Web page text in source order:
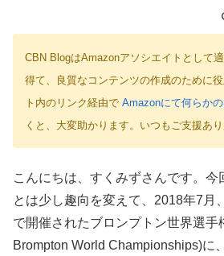
CBN BlogはAmazonアソシエイトとして
得て、良質なコンテンツの作成のために
ト内のリンク経由で Amazonにて何らか
くと、大変助かります。いつもご支援あ
こんにちは、すくみずさんです。今
とは少し趣向を変えて、2018年7月
で開催されたブロンプトン世界選手
Brompton World Championships)に